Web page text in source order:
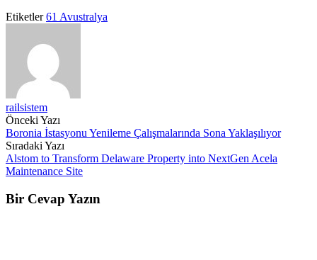
Etiketler61 Avustralya
railsistem
Post
navigation
Önceki Yazı
Boronia İstasyonu Yenileme Çalışmalarında Sona Yaklaşılıyor
Sıradaki Yazı
Alstom to Transform Delaware Property into NextGen Acela
Maintenance Site
Bir Cevap Yazın